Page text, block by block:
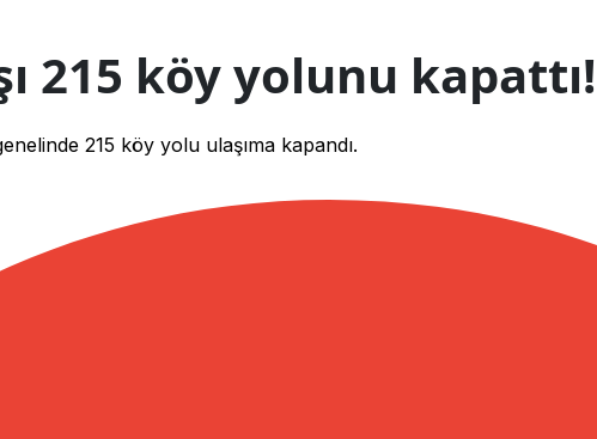
215 köy yolunu kapattı!
215 köy yolu ulaşıma kapandı.